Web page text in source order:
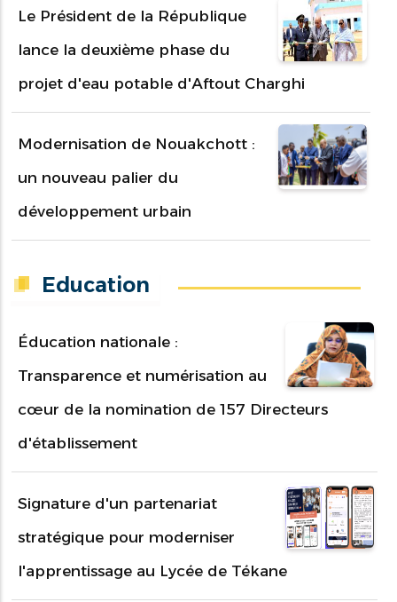
Le Président de la République
lance la deuxième phase du
projet d'eau potable d'Aftout Charghi
Modernisation de Nouakchott :
un nouveau palier du
développement urbain
Education
Éducation nationale :
Transparence et numérisation au
cœur de la nomination de 157 Directeurs
d'établissement
Signature d'un partenariat
stratégique pour moderniser
l'apprentissage au Lycée de Tékane